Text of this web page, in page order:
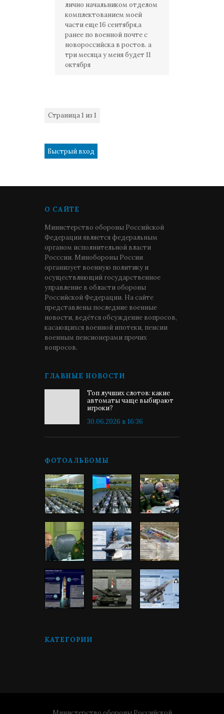
лично начальником отделом
комплектованием моей
части еще 16 сентября,а
ранее по военной почте с
новороссийска в ростов. а
три месяца у меня будет 11
октября
Страница1 из 1
О САЙТЕ
Министерство обороны Российской
Федерации является федеральным
органом исполнительной власти
Росссии. Минобороны России
организует военную политику и
осуществляющий государственное
управление в области обороны
Российской Федерации. На сайте
представлены последние военные
новости, ведётся обсуждение вопросов,
касающихся военной ипотеки, пенсии
военным пенсионерами прочих
вопросов.
ГЛАВНЫЕ НОВОСТИ
Топ лучших слотов: какие
автоматы чаще выбирают
игроки?
30.06.2026 в 16:36
ФОТОАЛЬБОМЫ
КАТЕГОРИИ